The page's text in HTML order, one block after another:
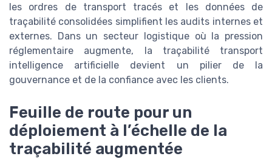
les ordres de transport tracés et les données de
traçabilité consolidées simplifient les audits internes et
externes. Dans un secteur logistique où la pression
réglementaire augmente, la traçabilité transport
intelligence artificielle devient un pilier de la
gouvernance et de la confiance avec les clients.
Feuille de route pour un
déploiement à l’échelle de la
traçabilité augmentée